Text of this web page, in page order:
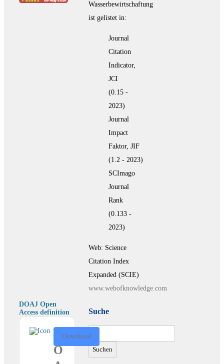
Wasserbewirtschaftung
ist gelistet in:
Journal
Citation
Indicator,
JCI
(0.15 -
2023)
Journal
Impact
Faktor, JIF
(1.2 - 2023)
SCImago
Journal
Rank
(0.133 -
2023)
Web: Science
Citation Index
Expanded (SCIE)
www.webofknowledge.com
DOAJ Open
Access definition
O
Download
Suche
Suchen
nach: